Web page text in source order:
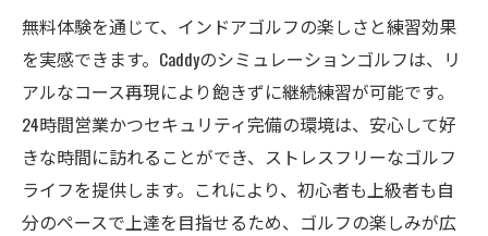
無料体験を通じて、インドアゴルフの楽しさと練習効果
を実感できます。Caddyのシミュレーションゴルフは、リ
アルなコース再現により飽きずに継続練習が可能です。
24時間営業かつセキュリティ完備の環境は、安心して好
きな時間に訪れることができ、ストレスフリーなゴルフ
ライフを提供します。これにより、初心者も上級者も自
分のペースで上達を目指せるため、ゴルフの楽しみが広